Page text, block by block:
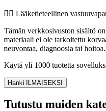
👨‍⚕️️ Lääketieteellinen
Tämän verkkosivuston sisältö
materiaali ei ole tarkoitettu
neuvontaa, diagnoosia tai hoitoa.
Käytä yli 1000 tuotetta
Hanki ILMAISEKSI
Tutustu muiden